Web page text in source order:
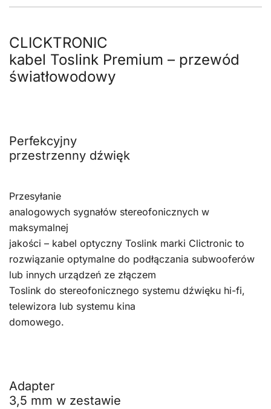
CLICKTRONIC
kabel Toslink Premium – przewód
światłowodowy
Perfekcyjny
przestrzenny dźwięk
Przesyłanie
analogowych sygnałów stereofonicznych w
maksymalnej
jakości – kabel optyczny Toslink marki Clictronic to
rozwiązanie optymalne do podłączania subwooferów
lub innych urządzeń ze złączem
Toslink do stereofonicznego systemu dźwięku hi-fi,
telewizora lub systemu kina
domowego.
Adapter
3,5 mm w zestawie